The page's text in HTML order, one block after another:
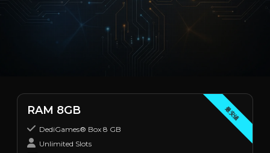
最安値
RAM 8GB
DediGames® Box 8 GB
Unlimited Slots